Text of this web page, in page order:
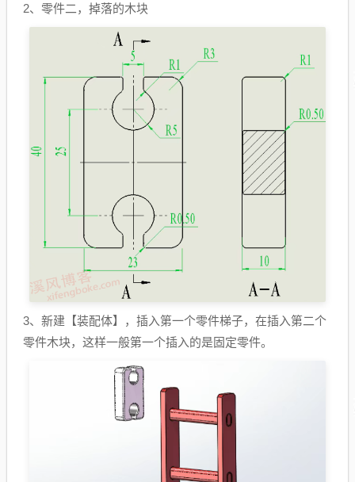
2、零件二，掉落的木块
3、新建【装配体】，插入第一个零件梯子，在插入第二个
零件木块，这样一般第一个插入的是固定零件。